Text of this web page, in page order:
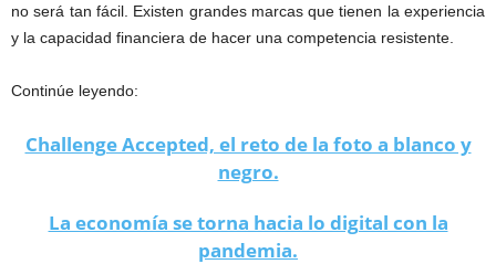
no será tan fácil. Existen grandes marcas que tienen la experiencia
y la capacidad financiera de hacer una competencia resistente.
Continúe leyendo:
Challenge Accepted, el reto de la foto a blanco y
negro.
La economía se torna hacia lo digital con la
pandemia.